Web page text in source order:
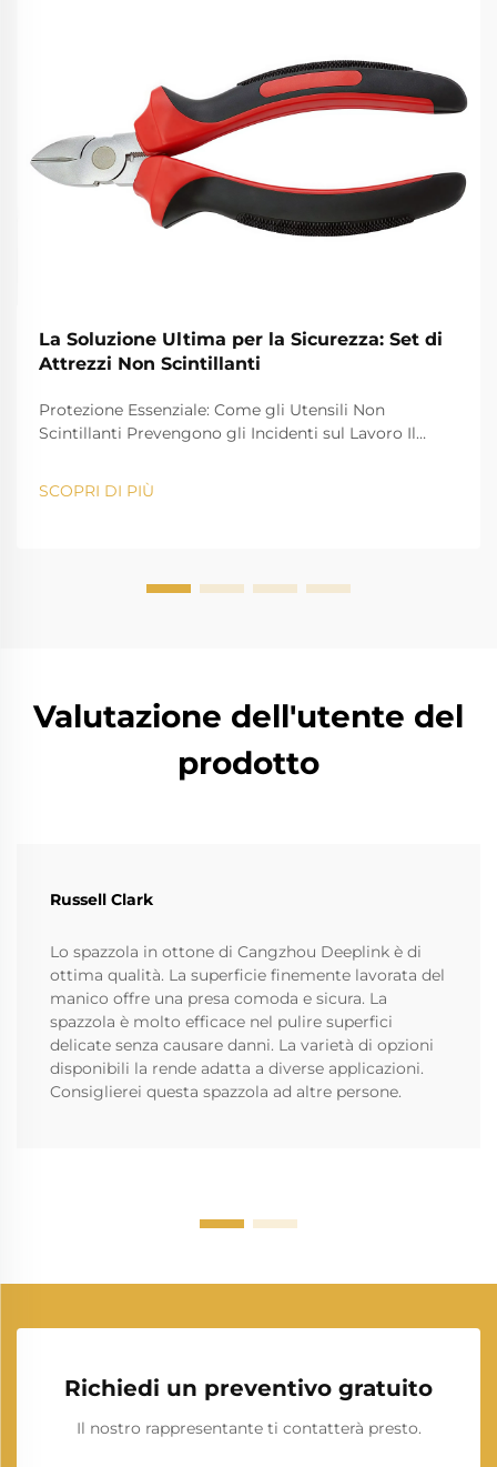
La Soluzione Ultima per la Sicurezza: Set di
Attrezzi Non Scintillanti
Protezione Essenziale: Come gli Utensili Non
Scintillanti Prevengono gli Incidenti sul Lavoro Il
cantieri con fattori di rischio di esplosione di gas,
come raffinerie di petrolio, impianti di gas, impianti
SCOPRI DI PIÙ
Valutazione dell'utente del
prodotto
Russell Clark
Lo spazzola in ottone di Cangzhou Deeplink è di
ottima qualità. La superficie finemente lavorata del
manico offre una presa comoda e sicura. La
spazzola è molto efficace nel pulire superfici
delicate senza causare danni. La varietà di opzioni
disponibili la rende adatta a diverse applicazioni.
Consiglierei questa spazzola ad altre persone.
Richiedi un preventivo gratuito
Il nostro rappresentante ti contatterà presto.